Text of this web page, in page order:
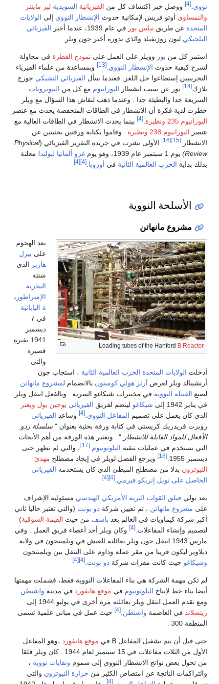
نووي [4] ووصل خبر اكتشاف كل من الفيزيائية السويدية ليز مايتنر
والنمساوي أوتو فريش لإمكانية حدوث الإنشطار النووي إلى الولايات
المتحدة عن طريق نيلس بور في عام 1939، عندما أخبر
الفيزيائي
البلجيكي ليون روزنفيلد والذي بدوره أخبر جون ويلر .
استمر كل من بور وويلر على العمل على نموذج القطرة في محاولة
لشرح كيفية حدوث الإنشطار النووي [13]
وبمساعدة من علماء الفيزياء
التجريبيين إستطاعوا حل اللغز. فعندما سأل الفيزيائي التشيكي جورج
بلازك[14] بور عن سبب انشطار اليورانيوم مع كل من النيوترونات
السريعة جدا والبطيئة جدا . وعندما ذهب لنقاش هذا السؤال مع ويلر
خطرت لدية فكرة أن الانشطار في الطاقات المنخفضة يحدث مع عنصر
اليورانيوم 235
ونظيرة [4]
بينما يحدث الانشطار في الطاقات العالية مع
عنصر اليورانيوم 238 ونظيرة . وقاموا بكتابة ورقتين بحثيتين عن
الانشطار.
[15]
[16] الأولى نشرت في جريدة التقرير الفيزيائي (Physical
Review)
يوم 1 سبتمبر عام 1939، وهو يوم غزو ألمانيا لبولندا معلنة
بذلك بداية الحرب العالمية الثانية في أوروبا [4]
[4]
الأسلحة النووية
مشروع مانهاتن
Loading tubes of the Hanford B Reactor
بعد الهجوم
على بيرل
هاربر الذي
شنته
البحرية
الإمبراطوري
ة اليابانية
في 7
ديسمبر
1941 بفترة
قصيرة
والتي
أدخلت الولايات المتحدة الحرب العالمية الثانية ، استجاب جون
أرتشيبالد ويلر لعرض آرثر هولي كومبتون بالانضمام لمشروع مانهاتن
لصنع القنبلة النووية في مختبرات شيكاغو السرية . وبالفعل انتقل ويلر
في يناير 1942 إلى
شيكاغو لينضم لفريق الفيزيائي يوجين بول ويغنر
الذي كان يعمل على تصميم المفاعل النووي [4] وساعد الفيزيائي
روبرت فريدريك كريستي في كتابة ورقة بحثية بعنوان " سلسلة ردو
الأفعال للمواد القابلة للانشطار " . وتعتبر هذه الورقة من أهم الأبحاث
التي تستخدم في عمليات تنقية البلوتونيوم [17]
، والتي لم تظهر حتى
ديسمبر 1955.
[18] ويرجع الفضل لويلر في إيجاد مصطلح مهدئ
النيوترون بدلا من مصطلح المبطئ الذي كان يستخدمه الفيزيائي
الحاصل على نوبل إنريكو فيرمي [4]
[4]
بعد تولي فيلق القوات البرية الأمريكي الهندسي مسئولية الإشراف
على مشروع مانهاتن ، تم تعيين شركة دو بونت (والتي تعتبر حاليا ثاني
أكبر شركة كيماويات في العالم بعد باسف من حيث القيمة السوقية)
لتصميم وإنشاء المفاعلات. [4]
وكان ويلر أحد أعضاء فريق العمل . وفي
مارس 1943 انتقل جون ويلر بعائلته للعيش في ويلمنتجون في ولاية
ديلاوير ليكون قريبا من مقر عمله وداوم على التنقل بين ويلمنتجون
وشيكاغو حيث كانت مقرات شركة دو بونت [4]
[4]
لم تكن مهمة الشركة هي بناء المفاعلات النووية فقط، فشملت مهمتها
أيضا بناء خط لإنتاج البلوتونيوم في موقع هانفورد في مدينة واشنطن
ومع تقدم العمل انتقل ويلر بعائلته مرة أخرى في يوليو 1944 إلى
ريتشلاند في العاصمة واشنطن [4]
حيث عمل في مباني علمية تسمى
المنطقة 300 .
حتى قبل أن يتم تشغيل المفاعل B في موقع هانفورد ،وهو المفاعل
الأول من الثلاث مفاعلات في 15 سبتمبر لعام 1944 . كان ويلر قلقا
من تحول بعض نواتج الانشطار النووي إلى سموم ونفايات نووية ،
والتراكمات الناتجة عن امتصاص الكثير من حرارة النيوترون والتي
[4]